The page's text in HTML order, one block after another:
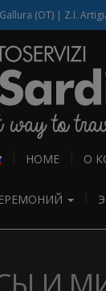
(OT) | Z.I.
HOME О